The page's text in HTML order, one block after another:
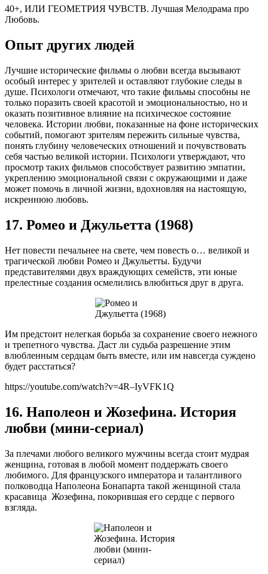
40+, ИЛИ ГЕОМЕТРИЯ ЧУВСТВ. Лучшая Мелодрама про
Любовь.
Опыт других людей
Лучшие исторические фильмы о любви всегда вызывают
особый интерес у зрителей и оставляют глубокие следы в
душе. Психологи отмечают, что такие фильмы способны не
только поразить своей красотой и эмоциональностью, но и
оказать позитивное влияние на психическое состояние
человека. Истории любви, показанные на фоне исторических
событий, помогают зрителям пережить сильные чувства,
понять глубину человеческих отношений и почувствовать
себя частью великой истории. Психологи утверждают, что
просмотр таких фильмов способствует развитию эмпатии,
укреплению эмоциональной связи с окружающими и даже
может помочь в личной жизни, вдохновляя на настоящую,
искреннюю любовь.
17. Ромео и Джульетта (1968)
Нет повести печальнее на свете, чем повесть о… великой и
трагической любви Ромео и Джульетты. Будучи
представителями двух враждующих семейств, эти юные
прелестные создания осмелились влюбиться друг в друга.
Им предстоит нелегкая борьба за сохранение своего нежного
и трепетного чувства. Даст ли судьба разрешение этим
влюбленным сердцам быть вместе, или им навсегда суждено
будет расстаться?
https://youtube.com/watch?v=4R–IyVFK1Q
16. Наполеон и Жозефина. История
любви (мини-сериал)
За плечами любого великого мужчины всегда стоит мудрая
женщина, готовая в любой момент поддержать своего
любимого. Для французского императора и талантливого
полководца Наполеона Бонапарта такой женщиной стала
красавица Жозефина, покорившая его сердце с первого
взгляда.